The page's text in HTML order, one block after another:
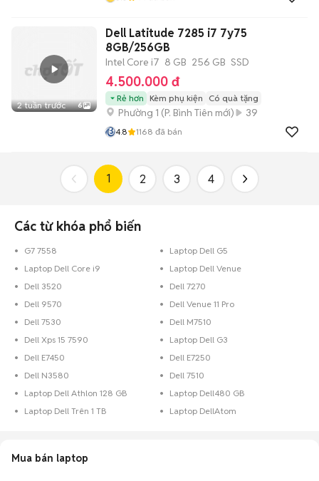
2 tuần trước 6
Dell Latitude 7285 i7 7y75
8GB/256GB
Intel Core i7 8 GB 256 GB SSD
4.500.000 đ
Rẻ hơn Kèm phụ kiện Có quà tặng
Phường 1 (P. Bình Tiên mới) 39
4.8 1168 đã bán
1 2 3 4
Các từ khóa phổ biến
G7 7558
Laptop Dell G5
Laptop Dell Core i9
Laptop Dell Venue
Dell 3520
Dell 7270
Dell 9570
Dell Venue 11 Pro
Dell 7530
Dell M7510
Dell Xps 15 7590
Laptop Dell G3
Dell E7450
Dell E7250
Dell N3580
Dell 7510
Laptop Dell Athlon 128 GB
Laptop Dell480 GB
Laptop Dell Trên 1 TB
Laptop DellAtom
Mua bán laptop